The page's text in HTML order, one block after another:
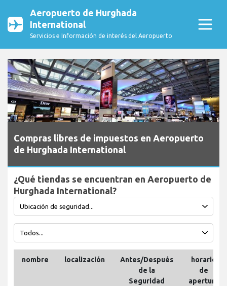
Aeropuerto de Hurghada
International
Servicios e Información de interés del Aeropuerto
Compras libres de impuestos en Aeropuerto
de Hurghada International
¿Qué tiendas se encuentran en Aeropuerto de
Hurghada International?
nombre localización
Antes/Después
de la
Seguridad
horario
de
apertura